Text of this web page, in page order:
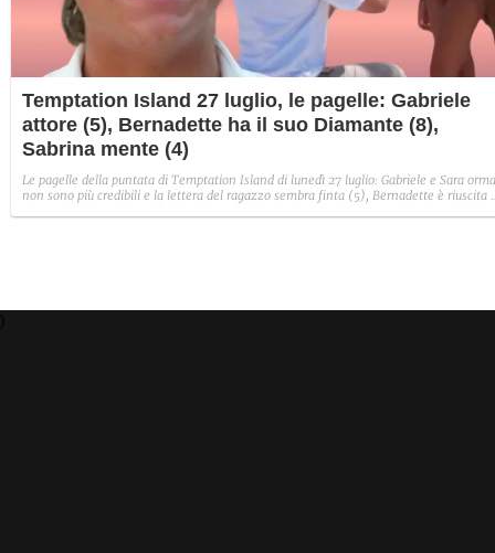
Temptation Island 27 luglio, le pagelle: Gabriele
attore (5), Bernadette ha il suo Diamante (8),
Sabrina mente (4)
Le pagelle della puntata di Temptation Island di lunedì 27 luglio: Gabriele e Sara
non sono più credibili e la lettera del ragazzo sembra finta (5), Bernadette è riuscita